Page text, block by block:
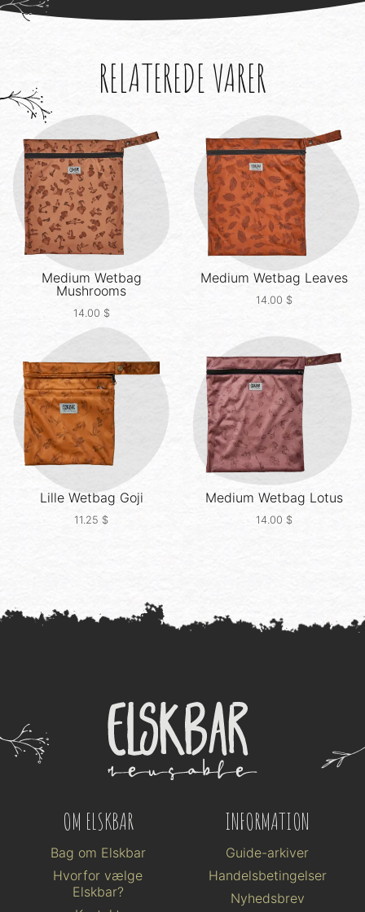
RELATEREDE VARER
Medium Wetbag
Mushrooms
14.00 $
Medium Wetbag Leaves
14.00 $
Lille Wetbag Goji
11.25 $
Medium Wetbag Lotus
14.00 $
OM ELSKBAR
Bag om Elskbar
Hvorfor vælge
Elskbar?
INFORMATION
Guide-arkiver
Handelsbetingelser
Nyhedsbrev